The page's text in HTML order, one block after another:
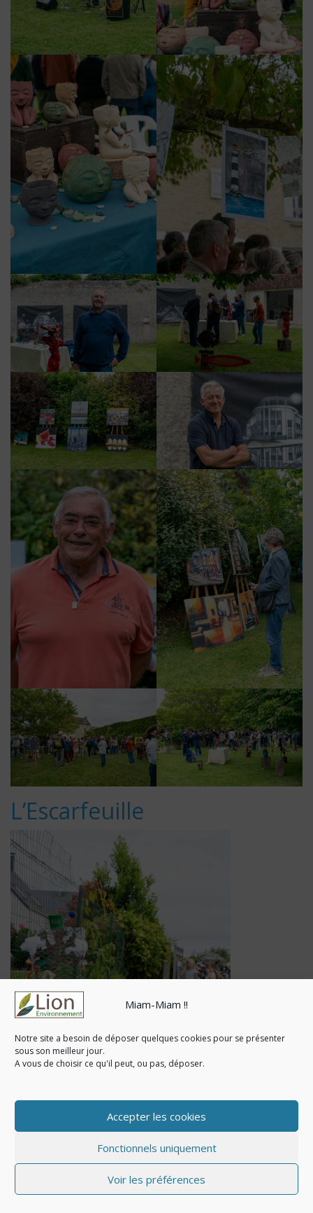
Miam-Miam !!
Notre site a besoin de déposer quelques cookies pour se présenter
sous son meilleur jour.
A vous de choisir ce qu'il peut, ou pas, déposer.
Accepter les cookies
Fonctionnels uniquement
Voir les préférences
L’Escarfeuille